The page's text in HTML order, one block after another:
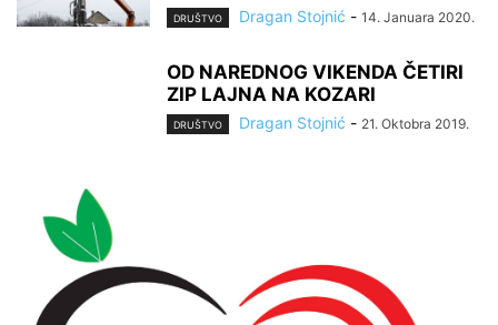
DRUŠTVO Dragan Stojnić - 14. Januara 2020.
OD NAREDNOG VIKENDA ČETIRI
ZIP LAJNA NA KOZARI
DRUŠTVO Dragan Stojnić - 21. Oktobra 2019.